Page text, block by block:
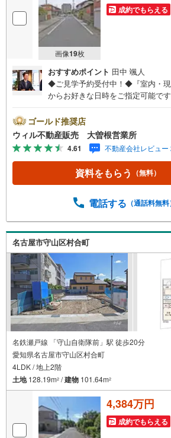
画像19枚
成約でもらえる
おすすめポイント 田中 颯人
◆ご見学予約受付中！◆『室内・
からお好きな日時をご指定可能で
区、守山区の直接のご売却依頼を
動産仲介会社です。ネット上で分か
ん、過去にお任せいただいたお客
に住戸環境を提案致します。＼平
弊社では平日にご内覧・契約など
れるお客様にサービスをご用意し
事前にご予約頂きましたら営業時
動産業者間で不動産情報が共有さ
全域や、その他隣接エリアでもご
根営業所】○地下鉄名城線、JR中央
○お子様が遊べるキッズスペースあ
ゴールド推奨店
ウィル不動産販売 大曽根営業所
4.61 不動産会社レビュー
資料をもらう （無料）
電話する （通話料無料
名古屋市守山区村合町
名鉄瀬戸線 「守山自衛隊前」駅 徒歩20分
愛知県名古屋市守山区村合町
4LDK / 地上2階
土地128.19m2 /建物 101.64m2
4,384万円
成約でもらえる